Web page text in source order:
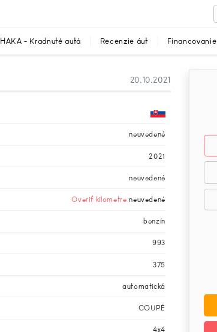
HAKA - Kradnuté autá Recenzie áut Financovanie
20.10.2021
neuvedené
2021
neuvedené
Overiť kilometre neuvedené
benzín
993
375
automatická
COUPÉ
4x4